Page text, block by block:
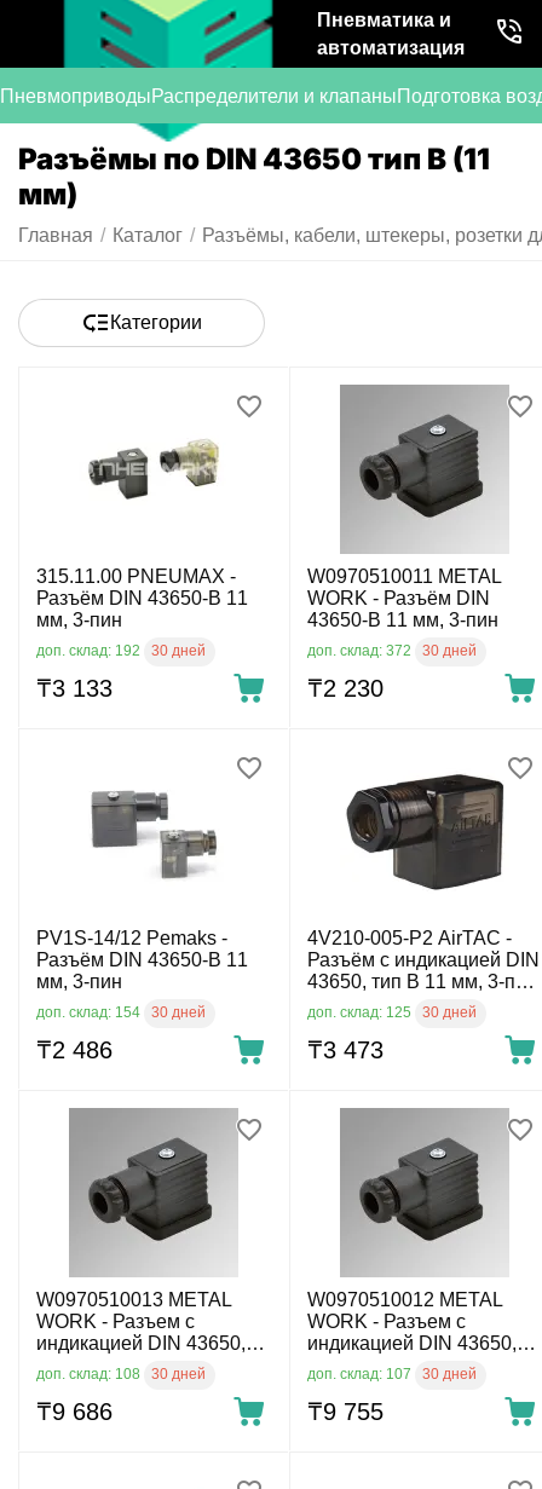
Пневматика и
автоматизация
ПневмоприводыРаспределители и клапаныПодготовка
Разъёмы по DIN 43650 тип B (11
мм)
Главная / Каталог / Разъёмы, кабели, штекеры, розетки
Категории
315.11.00 PNEUMAX -
Разъём DIN 43650-B 11
мм, 3-пин
доп. склад: 192 30 дней
₸3 133
W0970510011 METAL
WORK - Разъём DIN
43650-B 11 мм, 3-пин
доп. склад: 372 30 дней
₸2 230
PV1S-14/12 Pemaks -
Разъём DIN 43650-B 11
мм, 3-пин
доп. склад: 154 30 дней
₸2 486
4V210-005-P2 AirTAC -
Разъём с индикацией DIN
43650, тип B 11 мм, 3-пин,
24-220 V AC
доп. склад: 125 30 дней
₸3 473
W0970510013 METAL
WORK - Разъем с
индикацией DIN 43650,
тип B 11 мм, 3-пин, 110 V
AC
доп. склад: 108 30 дней
₸9 686
W0970510012 METAL
WORK - Разъем с
индикацией DIN 43650,
тип B 11 мм, 3-пин, 24 V
AC/DC
доп. склад: 107 30 дней
₸9 755